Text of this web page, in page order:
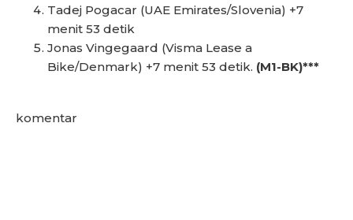
Tadej Pogacar (UAE Emirates/Slovenia) +7
menit 53 detik
Jonas Vingegaard (Visma Lease a
Bike/Denmark) +7 menit 53 detik. (M1-BK)***
komentar